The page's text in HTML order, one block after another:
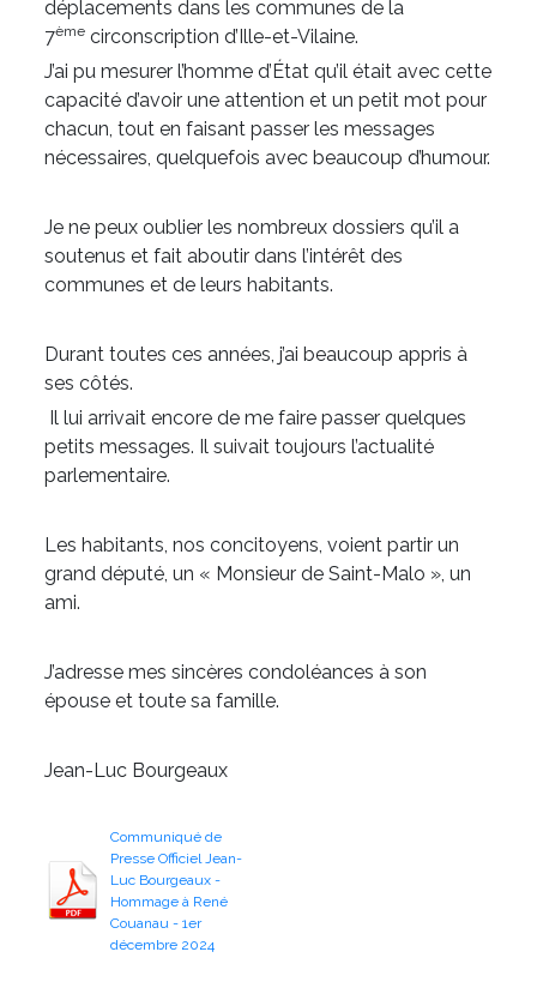
déplacements dans les communes de la
7ème circonscription d’Ille-et-Vilaine.
J’ai pu mesurer l’homme d’État qu’il était avec cette
capacité d’avoir une attention et un petit mot pour
chacun, tout en faisant passer les messages
nécessaires, quelquefois avec beaucoup d’humour.
Je ne peux oublier les nombreux dossiers qu’il a
soutenus et fait aboutir dans l’intérêt des
communes et de leurs habitants.
Durant toutes ces années, j’ai beaucoup appris à
ses côtés.
Il lui arrivait encore de me faire passer quelques
petits messages. Il suivait toujours l’actualité
parlementaire.
Les habitants, nos concitoyens, voient partir un
grand député, un « Monsieur de Saint-Malo », un
ami.
J’adresse mes sincères condoléances à son
épouse et toute sa famille.
Jean-Luc Bourgeaux
Communiqué de
Presse Officiel Jean-
Luc Bourgeaux -
Hommage à René
Couanau - 1er
décembre 2024